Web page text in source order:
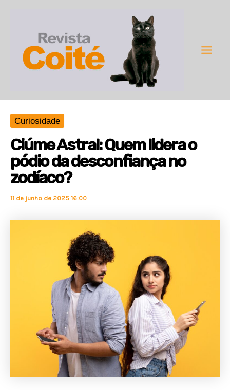
conteúdo
Curiosidade
Ciúme Astral: Quem lidera o
pódio da desconfiança no
zodíaco?
11 de junho de 2025 16:00